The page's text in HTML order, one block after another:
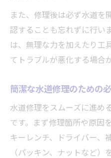
水道修理で失敗
また、修理後は必ず水道を
認することも忘れずに行い
は、無理な力を加えたり工
てトラブルが悪化する場合
簡潔な水道修理のための
水道修理をスムーズに進め
です。まず修理箇所や原因
キーレンチ、ドライバー、
（パッキン、ナットなど）